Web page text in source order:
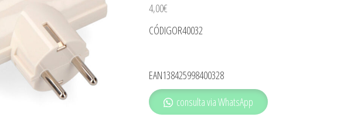
4,00€
CÓDIGOR40032
EAN138425998400328
consulta via WhatsApp